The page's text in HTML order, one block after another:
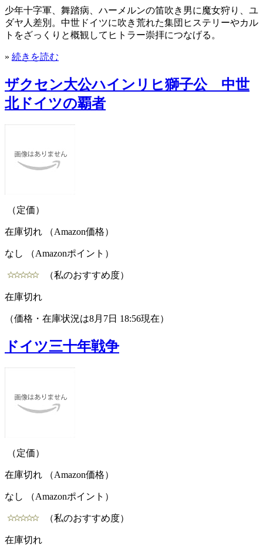
少年十字軍、舞踏病、ハーメルンの笛吹き男に魔女狩り、ユ
ダヤ人差別。中世ドイツに吹き荒れた集団ヒステリーやカル
トをざっくりと概観してヒトラー崇拝につなげる。
» 続きを読む
ザクセン大公ハインリヒ獅子公 中世
北ドイツの覇者
（定価）
在庫切れ （Amazon価格）
なし （Amazonポイント）
（私のおすすめ度）
在庫切れ
（価格・在庫状況は8月7日 18:56現在）
ドイツ三十年戦争
（定価）
在庫切れ （Amazon価格）
なし （Amazonポイント）
（私のおすすめ度）
在庫切れ